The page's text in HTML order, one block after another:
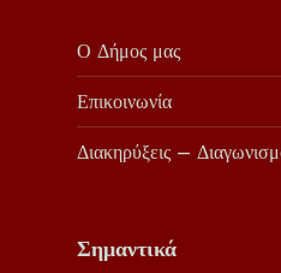
Ο Δήμος μας
Επικοινωνία
Διακηρύξεις –
Σημαντικά